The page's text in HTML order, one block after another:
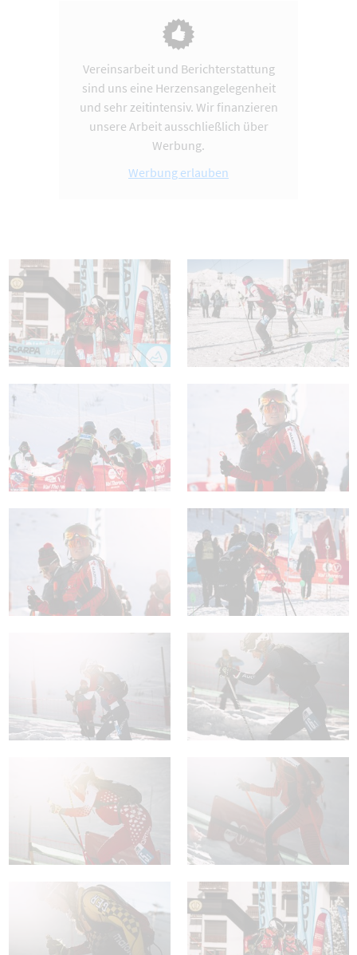
Vereinsarbeit und Berichterstattung
sind uns eine Herzensangelegenheit
und sehr zeitintensiv. Wir finanzieren
unsere Arbeit ausschließlich über
Werbung.
Werbung erlauben